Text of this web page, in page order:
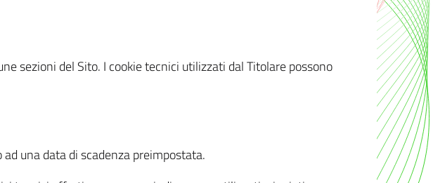
sezioni del Sito. I cookie tecnici utilizzati dal Titolare possono
una data di scadenza preimpostata.